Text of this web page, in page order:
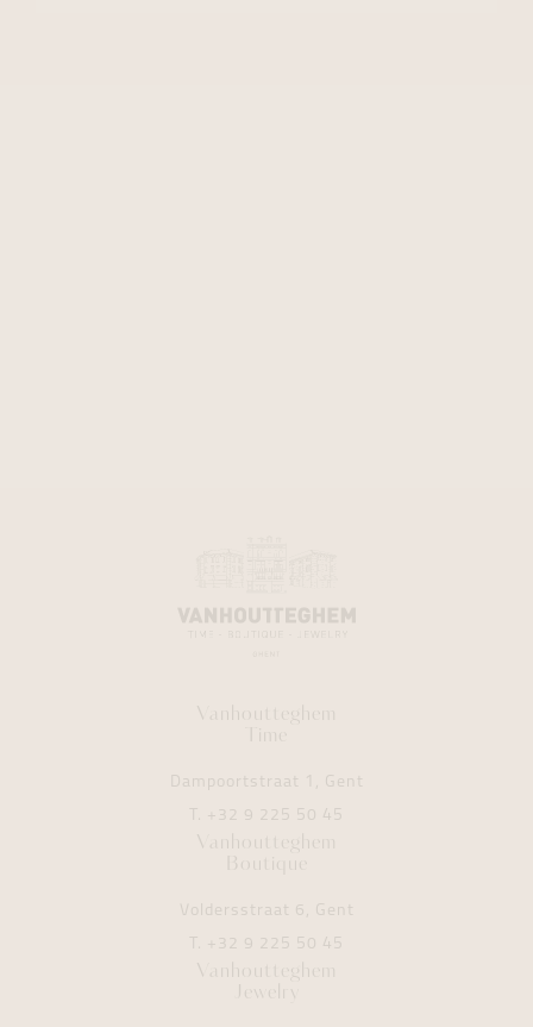
Vanhoutteghem
Time
Dampoortstraat 1, Gent
T. +32 9 225 50 45
Vanhoutteghem
Boutique
Voldersstraat 6, Gent
T. +32 9 225 50 45
Vanhoutteghem
Jewelry